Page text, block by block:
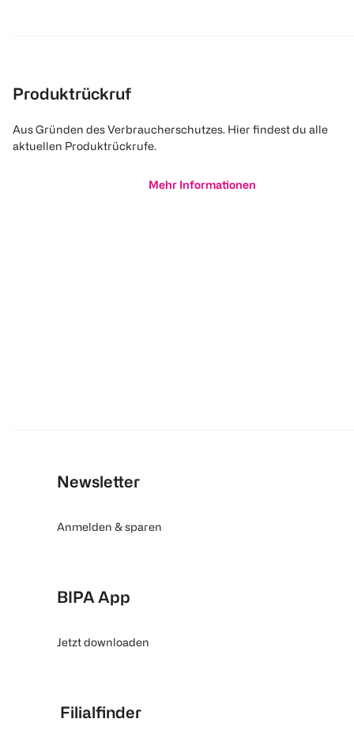
Produktrückruf
Aus Gründen des Verbraucherschutzes. Hier findest du alle
aktuellen Produktrückrufe.
Mehr Informationen
Newsletter
Anmelden & sparen
BIPA App
Jetzt downloaden
Filialfinder